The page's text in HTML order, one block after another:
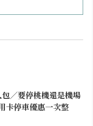
／要停桃機還是機場
卡停車優惠一次整